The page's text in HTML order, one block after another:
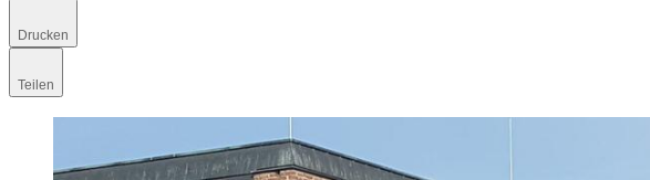
Drucken
Teilen